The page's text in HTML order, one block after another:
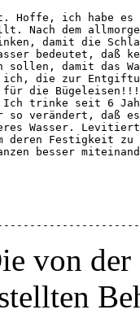
Hoffe, ich habe
Nach dem
damit die
bedeutet,
damit das
ich, die zur
für die
trinke seit 6
verändert, daß
Wasser.
deren Festigkeit
besser
von